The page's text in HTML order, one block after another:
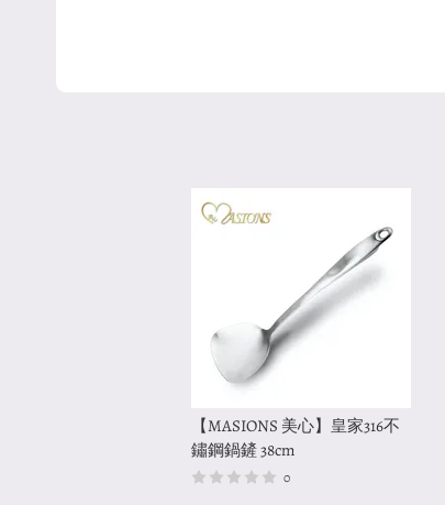
【MASIONS 美心】皇家316不
鏽鋼鍋鏟 38cm
0